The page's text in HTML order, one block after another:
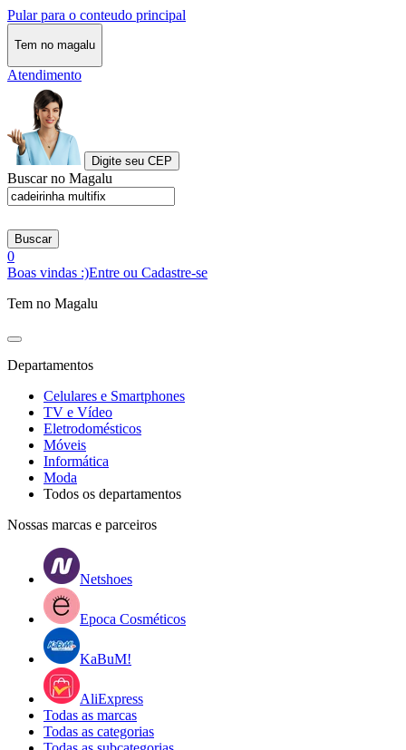
Pular para o conteudo principal
Tem no magalu
Atendimento
Digite seu CEP
Buscar no Magalu
Buscar
0
Boas vindas :)Entre ou Cadastre-se
Tem no Magalu
Departamentos
Celulares e Smartphones
TV e Vídeo
Eletrodomésticos
Móveis
Informática
Moda
Todos os departamentos
Nossas marcas e parceiros
Netshoes
Epoca Cosméticos
KaBuM!
AliExpress
Todas as marcas
Todas as categorias